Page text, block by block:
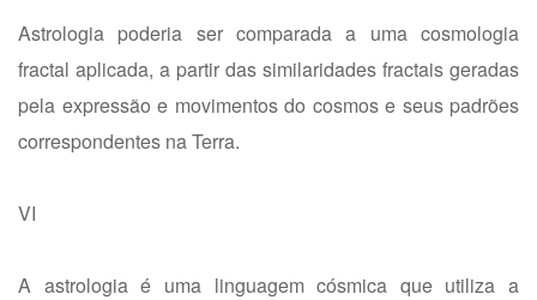
Astrologia poderia ser comparada a uma cosmologia
fractal aplicada, a partir das similaridades fractais geradas
pela expressão e movimentos do cosmos e seus padrões
correspondentes na Terra.
VI
A astrologia é uma linguagem cósmica que utiliza a